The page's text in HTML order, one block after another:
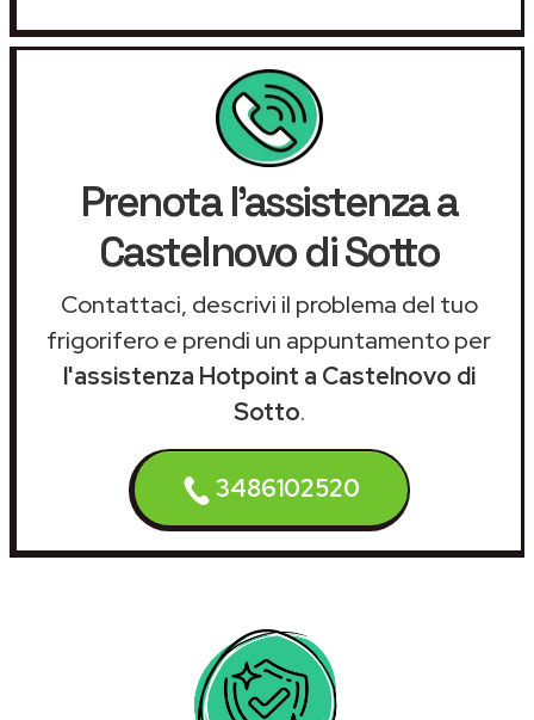
Prenota l'assistenza a
Castelnovo di Sotto
Contattaci, descrivi il problema del tuo
frigorifero e prendi un appuntamento per
l'assistenza Hotpoint a Castelnovo di
Sotto.
3486102520